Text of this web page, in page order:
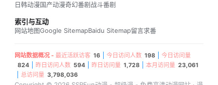
日韩动漫国产动漫奇幻番剧战斗番剧
索引与互动
网站地图Google SitemapBaidu Sitemap留言求番
网站数据概况 - 最近活跃访客 16 今日访问人数 198
今日访问量
824
昨日访问人数 594 昨日访问量 1,728 本月访问量 23,061
总访问量 3,798,036